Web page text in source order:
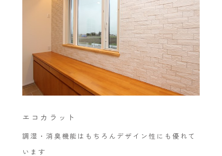
エコカラット
調湿・消臭機能はもちろんデザイン性にも優れて
います